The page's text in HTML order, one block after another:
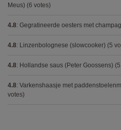
Meus) (6 votes)
4.8: Gegratineerde oesters met
4.8: Linzenbolognese (slowcooker) (5
4.8: Hollandse saus (Peter Goossens)
4.8: Varkenshaasje met
votes)